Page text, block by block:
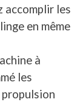
accomplir les
en même
à
les